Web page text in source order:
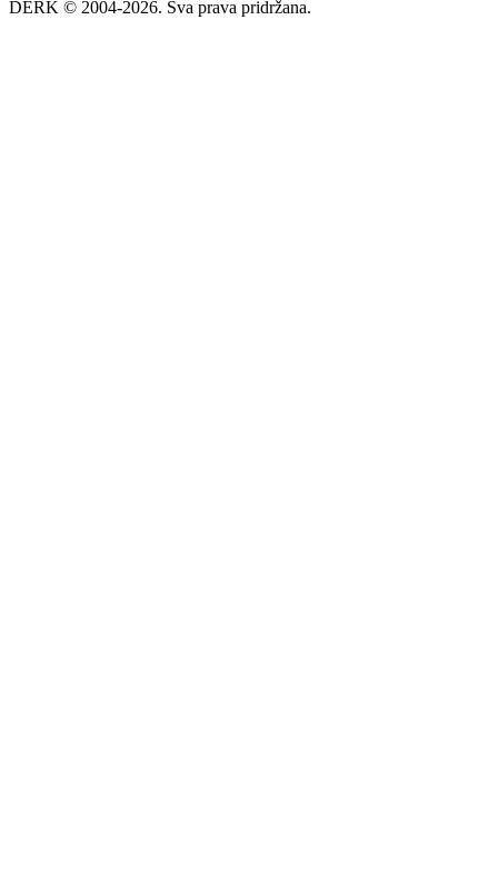
DERK © 2004-2026. Sva prava pridržana.